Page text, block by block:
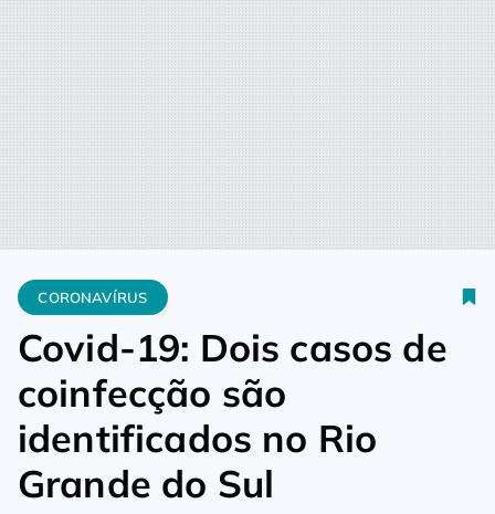
Home Coronavírus Covid-19: Dois casos de coinfecção são
CORONAVÍRUS
Covid-19: Dois casos de
coinfecção são
identificados no Rio
Grande do Sul